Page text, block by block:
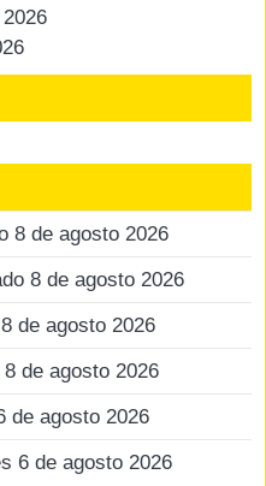
8 de agosto 2026
8 de agosto 2026
de agosto 2026
de agosto 2026
de agosto 2026
6 de agosto 2026